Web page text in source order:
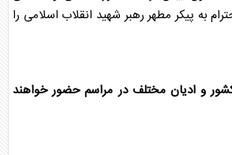
به پیکر مطهر رهبر شهید انقلاب اسلامی را
بیش از ۹۰ کشور و ادیان مختلف در مراسم حضور خواهند